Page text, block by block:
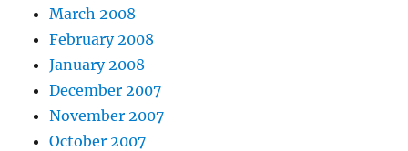
March 2008
February 2008
January 2008
December 2007
November 2007
October 2007